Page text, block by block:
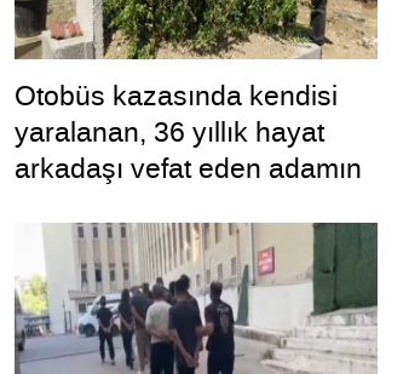
Otobüs kazasında kendisi
yaralanan, 36 yıllık hayat
arkadaşı vefat eden adamın
defalarca uyardığı ortaya
çıktı